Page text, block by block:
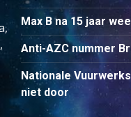
Max B na 15 jaar
Anti-AZC nummer
Nationale
niet door